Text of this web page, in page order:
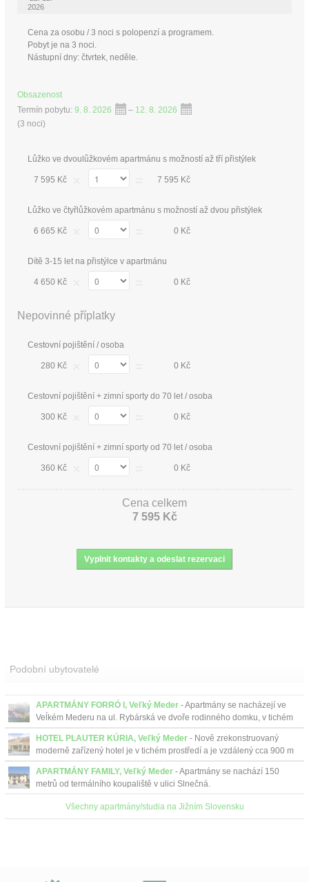
2026
Cena za osobu / 3 noci s polopenzí a programem.
Pobyt je na 3 noci.
Nástupní dny: čtvrtek, neděle.
Obsazenost
Termín pobytu: 9. 8. 2026 – 12. 8. 2026
(3 noci)
Lůžko ve dvoulůžkovém apartmánu s možností až tří přistýlek
7 595 Kč 7 595 Kč
Lůžko ve čtyřlůžkovém apartmánu s možností až dvou přistýlek
6 665 Kč 0 Kč
Dítě 3-15 let na přistýlce v apartmánu
4 650 Kč 0 Kč
Nepovinné příplatky
Cestovní pojištění / osoba
280 Kč 0 Kč
Cestovní pojištění + zimní sporty do 70 let / osoba
300 Kč 0 Kč
Cestovní pojištění + zimní sporty od 70 let / osoba
360 Kč 0 Kč
Cena celkem
7 595 Kč
Podobní ubytovatelé
APARTMÁNY FORRÓ I, Veľký Meder - Apartmány se nacházejí ve
Veĺkém Mederu na ul. Rybárská ve dvoře rodinného domku, v tichém
prostředí.
HOTEL PLAUTER KÚRIA, Veľký Meder - Nově zrekonstruovaný
moderně zařízený hotel je v tichém prostředí a je vzdálený cca 900 m
od termálního koupaliště ve Veľkém Mederu....
APARTMÁNY FAMILY, Veľký Meder - Apartmány se nachází 150
metrů od termálního koupaliště v ulici Slnečná.
Všechny apartmány/studia na Jižním Slovensku